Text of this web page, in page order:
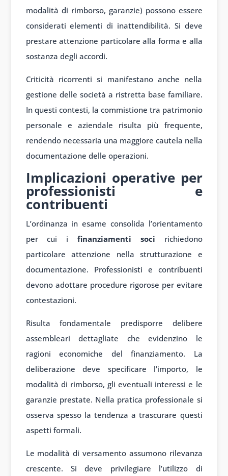
modalità di rimborso, garanzie) possono essere
considerati elementi di inattendibilità. Si deve
prestare attenzione particolare alla forma e alla
sostanza degli accordi.
Criticità ricorrenti si manifestano anche nella
gestione delle società a ristretta base familiare.
In questi contesti, la commistione tra patrimonio
personale e aziendale risulta più frequente,
rendendo necessaria una maggiore cautela nella
documentazione delle operazioni.
Implicazioni operative per
professionisti e
contribuenti
L’ordinanza in esame consolida l’orientamento
per cui i finanziamenti soci richiedono
particolare attenzione nella strutturazione e
documentazione. Professionisti e contribuenti
devono adottare procedure rigorose per evitare
contestazioni.
Risulta fondamentale predisporre delibere
assembleari dettagliate che evidenzino le
ragioni economiche del finanziamento. La
deliberazione deve specificare l’importo, le
modalità di rimborso, gli eventuali interessi e le
garanzie prestate. Nella pratica professionale si
osserva spesso la tendenza a trascurare questi
aspetti formali.
Le modalità di versamento assumono rilevanza
crescente. Si deve privilegiare l’utilizzo di